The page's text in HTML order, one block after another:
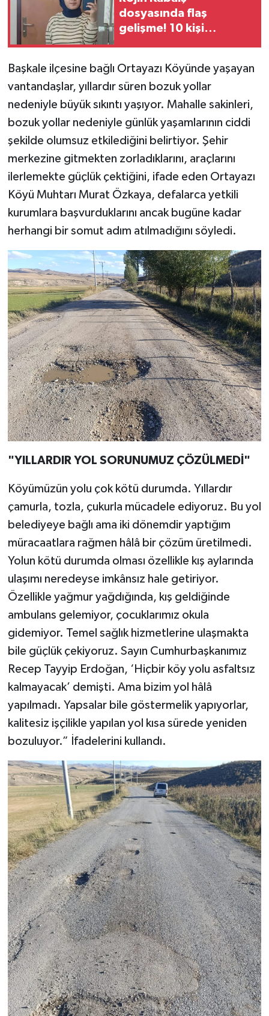
dosyasında flaş
gelişme! 10 kişi
Başkale ilçesine bağlı Ortayazı Köyünde yaşayan
vantandaşlar, yıllardır süren bozuk yollar
nedeniyle büyük sıkıntı yaşıyor. Mahalle sakinleri,
bozuk yollar nedeniyle günlük yaşamlarının ciddi
şekilde olumsuz etkilediğini belirtiyor. Şehir
merkezine gitmekten zorladıklarını, araçlarını
ilerlemekte güçlük çektiğini, ifade eden Ortayazı
Köyü Muhtarı Murat Özkaya, defalarca yetkili
kurumlara başvurduklarını ancak bugüne kadar
herhangi bir somut adım atılmadığını söyledi.
"YILLARDIR YOL SORUNUMUZ ÇÖZÜLMEDİ"
Köyümüzün yolu çok kötü durumda. Yıllardır
çamurla, tozla, çukurla mücadele ediyoruz. Bu yol
belediyeye bağlı ama iki dönemdir yaptığım
müracaatlara rağmen hâlâ bir çözüm üretilmedi.
Yolun kötü durumda olması özellikle kış aylarında
ulaşımı neredeyse imkânsız hale getiriyor.
Özellikle yağmur yağdığında, kış geldiğinde
ambulans gelemiyor, çocuklarımız okula
gidemiyor. Temel sağlık hizmetlerine ulaşmakta
bile güçlük çekiyoruz. Sayın Cumhurbaşkanımız
Recep Tayyip Erdoğan, ‘Hiçbir köy yolu asfaltsız
kalmayacak’ demişti. Ama bizim yol hâlâ
yapılmadı. Yapsalar bile göstermelik yapıyorlar,
kalitesiz işçilikle yapılan yol kısa sürede yeniden
bozuluyor.” İfadelerini kullandı.